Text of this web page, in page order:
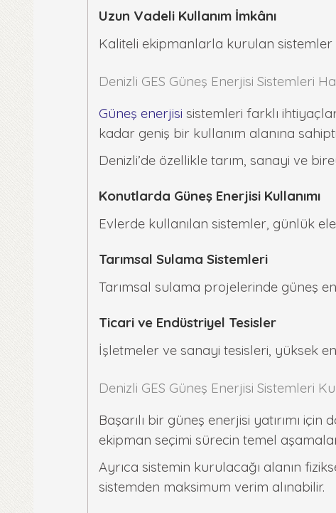
Uzun Vadeli Kullanım İmkânı
Kaliteli ekipmanlarla kurulan
Denizli GES Güneş Enerjisi Sistemleri
Güneş enerjisi sistemleri farklı
kadar geniş bir kullanım alanına
Denizli’de özellikle tarım, sanayi ve
Konutlarda Güneş Enerjisi Kullanımı
Evlerde kullanılan sistemler, günlük
Tarımsal Sulama Sistemleri
Tarımsal sulama projelerinde güneş
Ticari ve Endüstriyel Tesisler
İşletmeler ve sanayi tesisleri, yüksek
Denizli GES Güneş Enerjisi Sistemleri
Başarılı bir güneş enerjisi yatırımı
ekipman seçimi sürecin temel
Ayrıca sistemin kurulacağı alanın
sistemden maksimum verim alınabilir.